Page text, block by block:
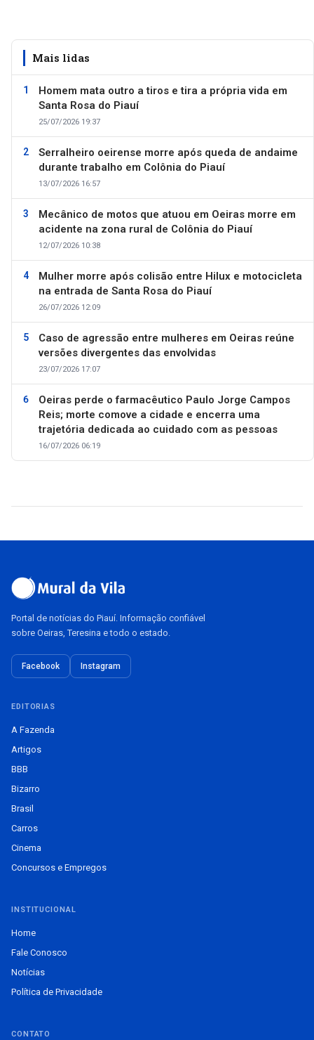
Mais lidas
Homem mata outro a tiros e tira a própria vida em
Santa Rosa do Piauí
25/07/2026 19:37
Serralheiro oeirense morre após queda de andaime
durante trabalho em Colônia do Piauí
13/07/2026 16:57
Mecânico de motos que atuou em Oeiras morre em
acidente na zona rural de Colônia do Piauí
12/07/2026 10:38
Mulher morre após colisão entre Hilux e motocicleta
na entrada de Santa Rosa do Piauí
26/07/2026 12:09
Caso de agressão entre mulheres em Oeiras reúne
versões divergentes das envolvidas
23/07/2026 17:07
Oeiras perde o farmacêutico Paulo Jorge Campos
Reis; morte comove a cidade e encerra uma
trajetória dedicada ao cuidado com as pessoas
16/07/2026 06:19
Portal de notícias do Piauí. Informação confiável
sobre Oeiras, Teresina e todo o estado.
Facebook Instagram
EDITORIAS
A Fazenda
Artigos
BBB
Bizarro
Brasil
Carros
Cinema
Concursos e Empregos
INSTITUCIONAL
Home
Fale Conosco
Notícias
Política de Privacidade
CONTATO